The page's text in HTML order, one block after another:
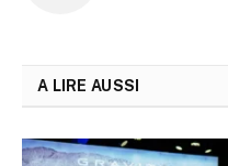
A LIRE AUSSI